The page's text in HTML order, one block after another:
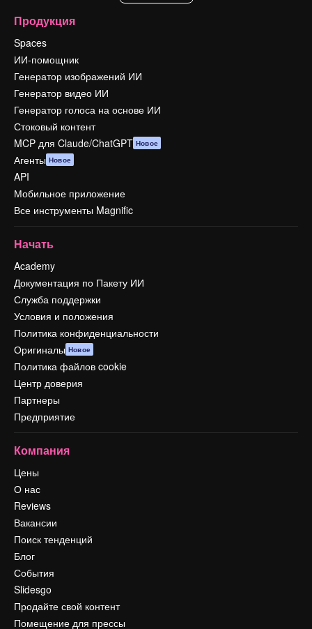
Продукция
Spaces
ИИ-помощник
Генератор изображений ИИ
Генератор видео ИИ
Генератор голоса на основе ИИ
Стоковый контент
MCP для Claude/ChatGPT Новое
Агенты Новое
API
Мобильное приложение
Все инструменты Magnific
Начать
Academy
Документация по Пакету ИИ
Служба поддержки
Условия и положения
Политика конфиденциальности
Оригиналы Новое
Политика файлов cookie
Центр доверия
Партнеры
Предприятие
Компания
Цены
О нас
Reviews
Вакансии
Поиск тенденций
Блог
События
Slidesgo
Продайте свой контент
Помещение для прессы